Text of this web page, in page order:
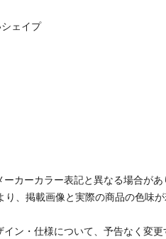
ェイプ
カーカラー表記と異なる場合があ
、掲載画像と実際の商品の色味
ン・仕様について、予告なく変更